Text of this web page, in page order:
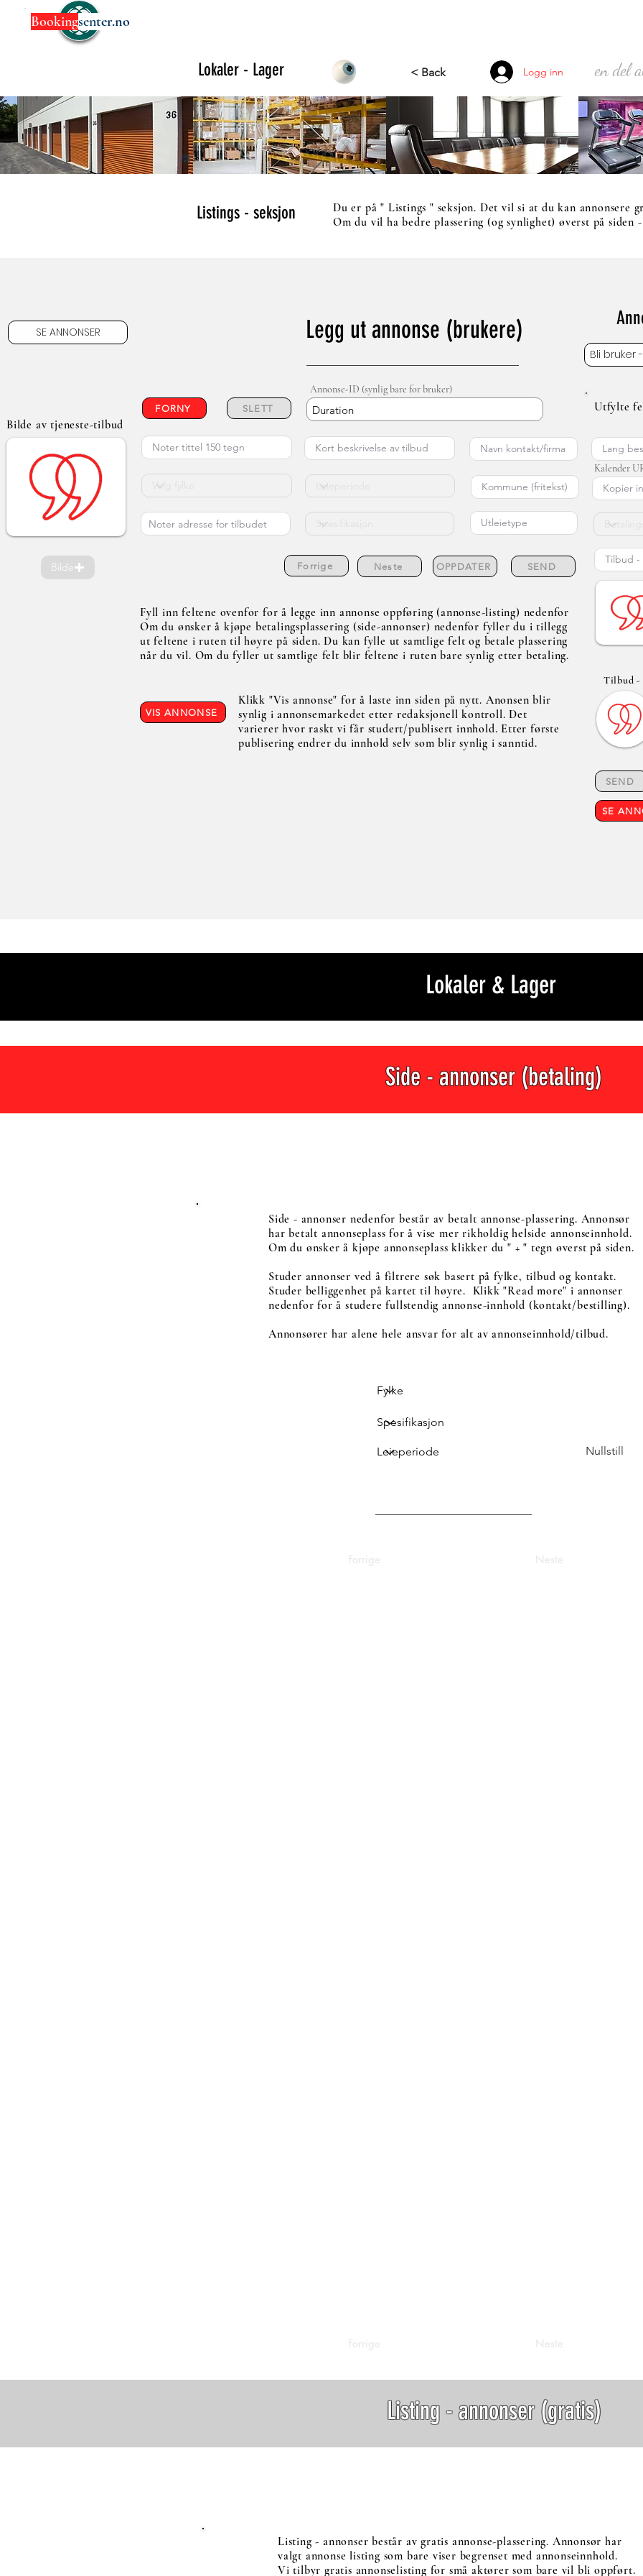
Bookingsenter.no
Lokaler - Lager < Back Logg inn en del
Listings - seksjon
Du er på " Listings " seksjon. Det vil si at du kan annonsere
Om du vil ha bedre plassering (og synlighet) øverst på siden
SE ANNONSER Legg ut annonse (brukere)
Bli bruker
Bilde av tjeneste-tilbud
FORNY SLETT
Annonse-ID (synlig bare for bruker)
Duration
Bilde Forrige Neste OPPDATER SEND
Fyll inn feltene ovenfor for å legge inn annonse oppføring (annonse-listing) nedenfor
Om du ønsker å kjøpe betalingsplassering (side-annonser) nedenfor fyller du i tillegg
ut feltene i ruten til høyre på siden. Du kan fylle ut samtlige felt og betale plassering
når du vil. Om du fyller ut samtlige felt blir feltene i ruten bare synlig etter betaling.
VIS ANNONSE
Klikk "Vis annonse" for å laste inn siden på nytt. Anonsen blir
synlig i annonsemarkedet etter redaksjonell kontroll. Det
varierer hvor raskt vi får studert/publisert innhold. Etter første
publisering endrer du innhold selv som blir synlig i sanntid.
Utfylte
Tilbud -
SE
SEND
Kalender
Lokaler &
Side - annonser (betaling)
Side - annonser nedenfor består av betalt annonse-plassering. Annonsør
har betalt annonseplass for å vise mer rikholdig helside annonseinnhold.
Om du ønsker å kjøpe annonseplass klikker du " + " tegn øverst på siden.
Studer annonser ved å filtrere søk basert på fylke, tilbud og kontakt.
Studer belliggenhet på kartet til høyre. Klikk "Read more" i annonser
nedenfor for å studere fullstendig annonse-innhold (kontakt/bestilling).
Annonsører har alene hele ansvar for alt av annonseinnhold/tilbud.
Nullstill
Forrige Neste
Forrige Neste
Listing - annonser består av gratis annonse-plassering. Annonsør har
valgt annonse listing som bare viser begrenset med annonseinnhold.
Vi tilbyr gratis annonselisting for små aktører som bare vil bli oppført.
Listing - annonser (gratis)